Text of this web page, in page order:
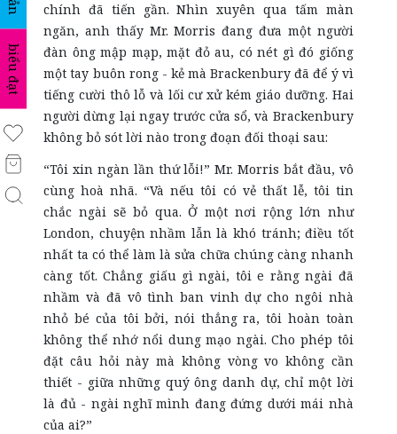
biểu đạt
chính đã tiến gần. Nhìn xuyên qua tấm màn
ngăn, anh thấy Mr. Morris đang đưa một người
đàn ông mập mạp, mặt đỏ au, có nét gì đó giống
một tay buôn rong - kẻ mà Brackenbury đã để ý vì
tiếng cười thô lỗ và lối cư xử kém giáo dưỡng. Hai
người dừng lại ngay trước cửa sổ, và Brackenbury
không bỏ sót lời nào trong đoạn đối thoại sau:
“Tôi xin ngàn lần thứ lỗi!” Mr. Morris bắt đầu, vô
cùng hoà nhã. “Và nếu tôi có vẻ thất lễ, tôi tin
chắc ngài sẽ bỏ qua. Ở một nơi rộng lớn như
London, chuyện nhầm lẫn là khó tránh; điều tốt
nhất ta có thể làm là sửa chữa chúng càng nhanh
càng tốt. Chẳng giấu gì ngài, tôi e rằng ngài đã
nhầm và đã vô tình ban vinh dự cho ngôi nhà
nhỏ bé của tôi bởi, nói thẳng ra, tôi hoàn toàn
không thể nhớ nổi dung mạo ngài. Cho phép tôi
đặt câu hỏi này mà không vòng vo không cần
thiết - giữa những quý ông danh dự, chỉ một lời
là đủ - ngài nghĩ mình đang đứng dưới mái nhà
của ai?”